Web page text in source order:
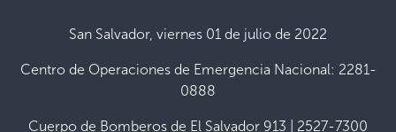
San Salvador, viernes 01 de julio de 2022
Centro de Operaciones de Emergencia Nacional: 2281-
0888
Cuerpo de Bomberos de El Salvador 913 | 2527-7300